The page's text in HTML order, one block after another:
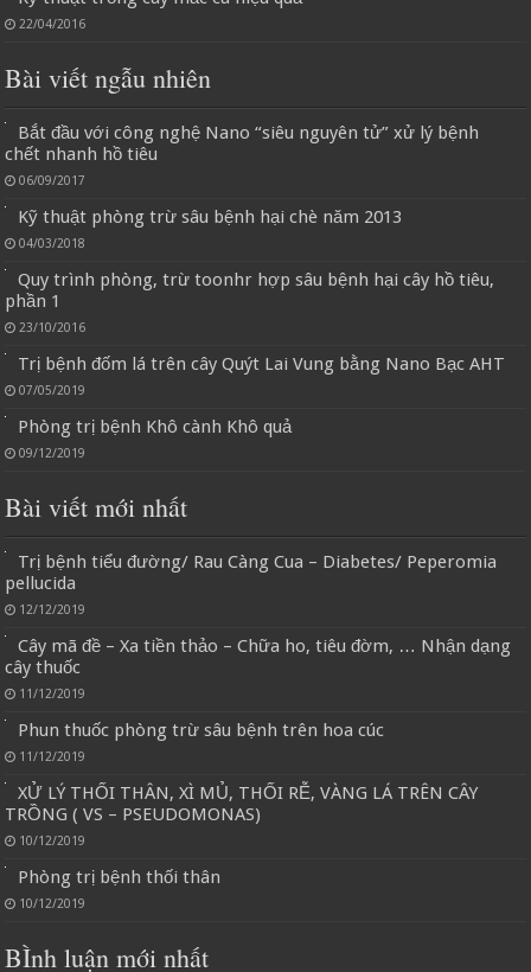
22/04/2016
Bài viết ngẫu nhiên
Bắt đầu với công nghệ Nano “siêu nguyên tử” xử lý bệnh
chết nhanh hồ tiêu
06/09/2017
Kỹ thuật phòng trừ sâu bệnh hại chè năm 2013
04/03/2018
Quy trình phòng, trừ toonhr hợp sâu bệnh hại cây hồ tiêu,
phần 1
23/10/2016
Trị bệnh đốm lá trên cây Quýt Lai Vung bằng Nano Bạc AHT
07/05/2019
Phòng trị bệnh Khô cành Khô quả
09/12/2019
Bài viết mới nhất
Trị bệnh tiểu đường/ Rau Càng Cua – Diabetes/ Peperomia
pellucida
12/12/2019
Cây mã đề – Xa tiền thảo – Chữa ho, tiêu đờm, … Nhận dạng
cây thuốc
11/12/2019
Phun thuốc phòng trừ sâu bệnh trên hoa cúc
11/12/2019
XỬ LÝ THỐI THÂN, XÌ MỦ, THỐI RỄ, VÀNG LÁ TRÊN CÂY
TRỒNG ( VS – PSEUDOMONAS)
10/12/2019
Phòng trị bệnh thối thân
10/12/2019
BÌnh luận mới nhất